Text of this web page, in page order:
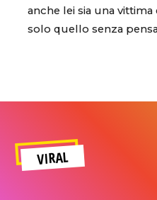
anche lei sia una
solo quello senza
VIRAL